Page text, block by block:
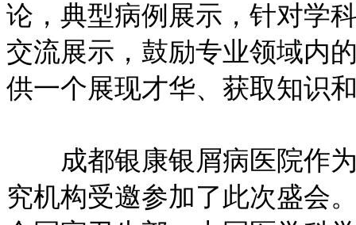
论，典型病例展示，针对学
交流展示，鼓励专业领域内
供一个展现才华、获取知识
成都银康银屑病医院作为
究机构受邀参加了此次盛会